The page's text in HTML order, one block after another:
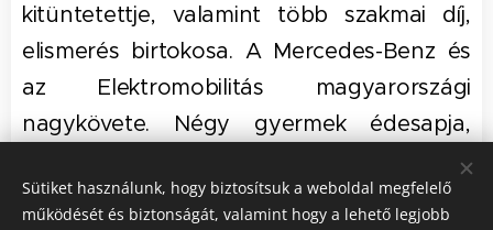
kitüntetettje, valamint több szakmai díj,
elismerés birtokosa. A Mercedes-Benz és
az Elektromobilitás magyarországi
nagykövete. Négy gyermek édesapja,
Sütiket használunk, hogy biztosítsuk a weboldal megfelelő
működését és biztonságát, valamint hogy a lehető legjobb